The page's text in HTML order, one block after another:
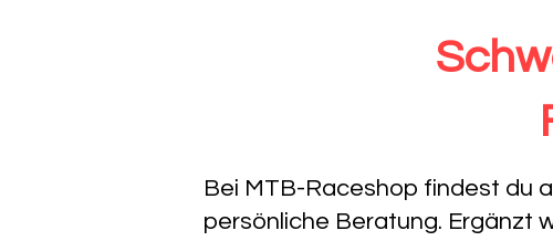
Bei MTB-Raceshop findest du
persönliche Beratung. Ergänzt